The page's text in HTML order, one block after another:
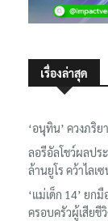
เรื่องล่าสุด
‘อนุทิน’ ควงภริ
ลอรีอัลโชว์ผลปร
ล้านยูโร คว้าไลเ
‘แม่เด็ก 14’ ยก
ครอบครัวผู้เสียชี